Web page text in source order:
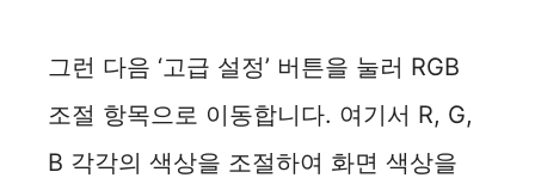
그런 다음 ‘고급 설정’ 버튼을 눌러 RGB
조절 항목으로 이동합니다. 여기서 R, G,
B 각각의 색상을 조절하여 화면 색상을